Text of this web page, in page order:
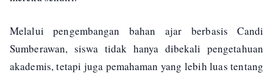
Melalui pengembangan bahan ajar berbasis Candi
Sumberawan, siswa tidak hanya dibekali pengetahuan
akademis, tetapi juga pemahaman yang lebih luas tentang